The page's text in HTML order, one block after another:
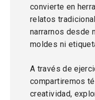
convierte en
relatos
narrarnos desde
moldes ni
A través de
compartiremos
creatividad,